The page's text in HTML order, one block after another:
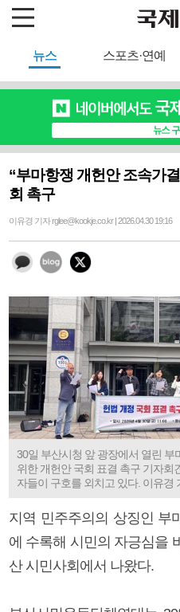
뉴스 스포츠·연예
“부마항쟁 개헌안 조속가
회 촉구
이유경 기자 rglee@kookje.co.kr | 2026.04.30 19:16
30일 부산시청 앞 광장에서 열린
위한 개헌안 국회 표결 촉구 기자
자들이 구호를 외치고 있다. 이유경
지역 민주주의의 상징인 부
에 수록해 시민의 자긍심을
산 시민사회에서 나왔다.